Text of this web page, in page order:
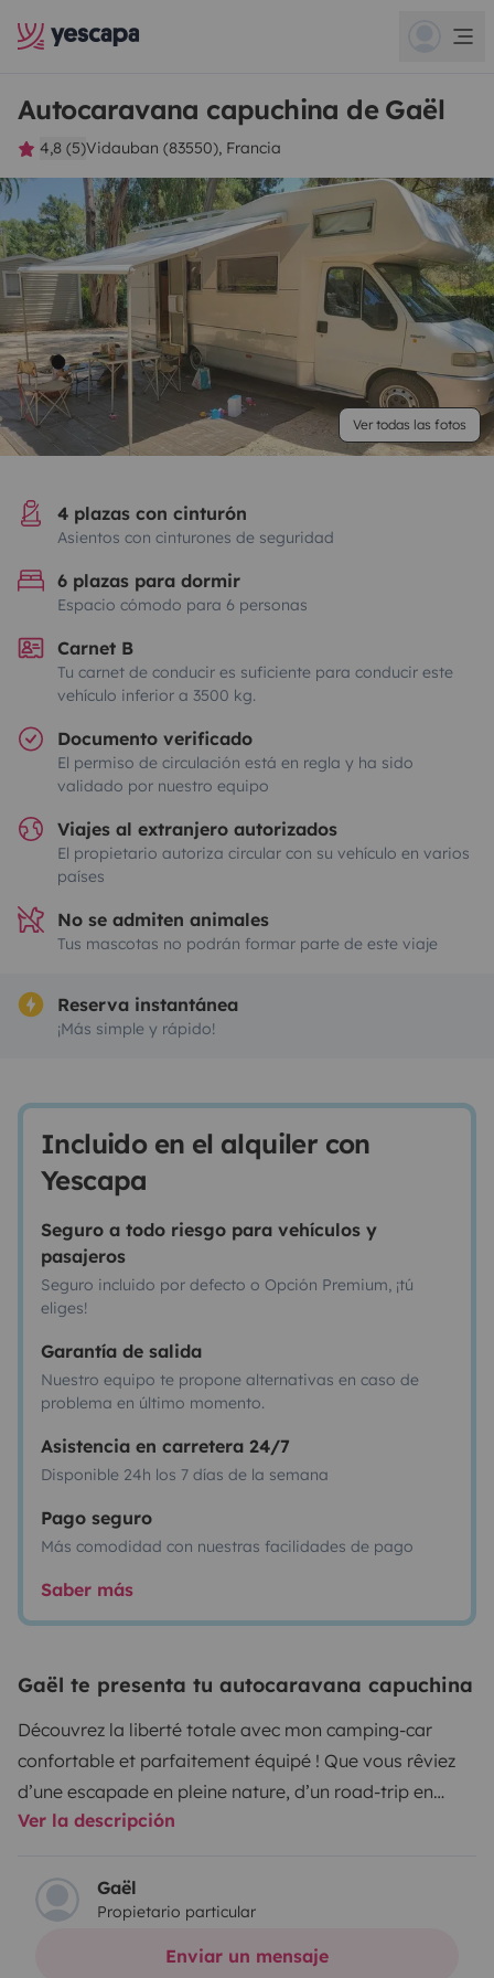
Autocaravana capuchina de Gaël
4,8 (5)Vidauban (83550), Francia
Ver todas las fotos
4 plazas con cinturón
Asientos con cinturones de seguridad
6 plazas para dormir
Espacio cómodo para 6 personas
Carnet B
Tu carnet de conducir es suficiente para conducir este
vehículo inferior a 3500 kg.
Documento verificado
El permiso de circulación está en regla y ha sido
validado por nuestro equipo
Viajes al extranjero autorizados
El propietario autoriza circular con su vehículo en varios
países
No se admiten animales
Tus mascotas no podrán formar parte de este viaje
Reserva instantánea
¡Más simple y rápido!
Incluido en el alquiler con
Yescapa
Seguro a todo riesgo para vehículos y
pasajeros
Seguro incluido por defecto o Opción Premium, ¡tú
eliges!
Garantía de salida
Nuestro equipo te propone alternativas en caso de
problema en último momento.
Asistencia en carretera 24/7
Disponible 24h los 7 días de la semana
Pago seguro
Más comodidad con nuestras facilidades de pago
Saber más
Gaël te presenta tu autocaravana capuchina
Découvrez la liberté totale avec mon camping-car
confortable et parfaitement équipé ! Que vous rêviez
d’une escapade en pleine nature, d’un road-trip en
famille ou d’un week-end improvisé, ce véhicule vous
d’un espace cuisine équipé d'un évier d'un four, un
micro-ondes, cafetière Tassimo, 3 feux gaz,
réfrigérateur, gaz 220v et 12v, chauffage à gaz ou
Ver la descripción
Gaël
Propietario particular
Enviar un mensaje